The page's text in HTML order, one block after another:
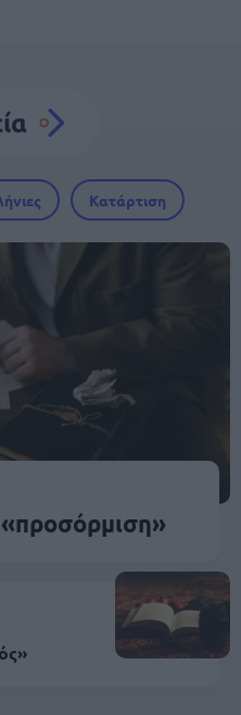
Κατάρτιση
«προσόρμιση»